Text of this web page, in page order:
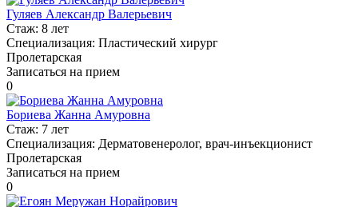
Гуляев Александр Валерьевич
Стаж: 8 лет
Специализация: Пластический хирург
Пролетарская
Записаться на прием
0
Бориева Жанна Амуровна
Стаж: 7 лет
Специализация: Дерматовенеролог, врач-инъекционист
Пролетарская
Записаться на прием
0